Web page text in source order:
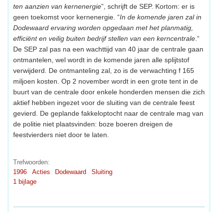
ten aanzien van kernenergie”, schrijft de SEP. Kortom: er is
geen toekomst voor kernenergie. “In de komende jaren zal in
Dodewaard ervaring worden opgedaan met het planmatig,
efficiënt en veilig buiten bedrijf stellen van een kerncentrale .“
De SEP zal pas na een wachttijd van 40 jaar de centrale gaan
ontmantelen, wel wordt in de komende jaren alle splijtstof
verwijderd. De ontmanteling zal, zo is de verwachting f 165
miljoen kosten. Op 2 november wordt in een grote tent in de
buurt van de centrale door enkele honderden mensen die zich
aktief hebben ingezet voor de sluiting van de centrale feest
gevierd. De geplande fakkeloptocht naar de centrale mag van
de politie niet plaatsvinden: boze boeren dreigen de
feestvierders niet door te laten.
Trefwoorden:
1996
Acties Dodewaard
Sluiting
1 bijlage